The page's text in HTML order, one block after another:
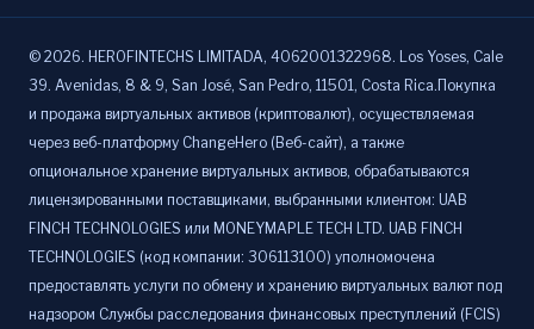
© 2026. HEROFINTECHS LIMITADA, 4062001322968. Los Yoses, Cale
39. Avenidas, 8 & 9, San José, San Pedro, 11501, Costa Rica.Покупка
и продажа виртуальных активов (криптовалют), осуществляемая
через веб-платформу ChangeHero (Веб-сайт), а также
опциональное хранение виртуальных активов, обрабатываются
лицензированными поставщиками, выбранными клиентом: UAB
FINCH TECHNOLOGIES или MONEYMAPLE TECH LTD. UAB FINCH
TECHNOLOGIES (код компании: 306113100) уполномочена
предоставлять услуги по обмену и хранению виртуальных валют под
надзором Службы расследования финансовых преступлений (FCIS)